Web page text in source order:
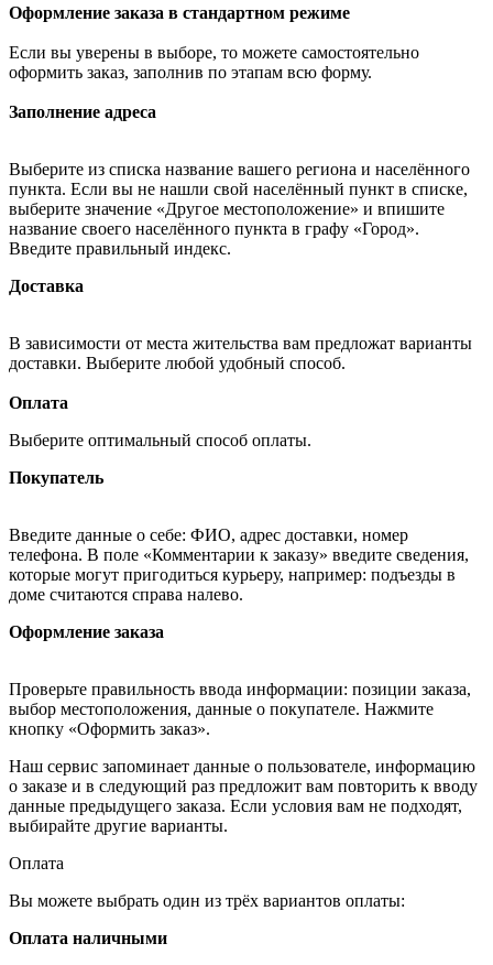
Оформление заказа в стандартном режиме
Если вы уверены в выборе, то можете самостоятельно
оформить заказ, заполнив по этапам всю форму.
Заполнение адреса
Выберите из списка название вашего региона и населённого
пункта. Если вы не нашли свой населённый пункт в списке,
выберите значение «Другое местоположение» и впишите
название своего населённого пункта в графу «Город».
Введите правильный индекс.
Доставка
В зависимости от места жительства вам предложат варианты
доставки. Выберите любой удобный способ.
Оплата
Выберите оптимальный способ оплаты.
Покупатель
Введите данные о себе: ФИО, адрес доставки, номер
телефона. В поле «Комментарии к заказу» введите сведения,
которые могут пригодиться курьеру, например: подъезды в
доме считаются справа налево.
Оформление заказа
Проверьте правильность ввода информации: позиции заказа,
выбор местоположения, данные о покупателе. Нажмите
кнопку «Оформить заказ».
Наш сервис запоминает данные о пользователе, информацию
о заказе и в следующий раз предложит вам повторить к вводу
данные предыдущего заказа. Если условия вам не подходят,
выбирайте другие варианты.
Оплата
Вы можете выбрать один из трёх вариантов оплаты:
Оплата наличными